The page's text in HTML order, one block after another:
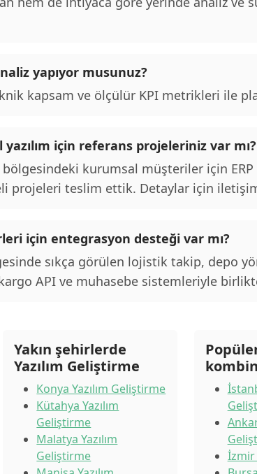
yapıyor musunuz?
kapsam ve ölçülür KPI metrikleri ile
için referans projeleriniz var mı?
kurumsal müşteriler için
projeleri teslim ettik. Detaylar için
için entegrasyon desteği var mı?
sıkça görülen lojistik takip, depo
API ve muhasebe sistemleriyle
Yakın şehirlerde
Yazılım Geliştirme
Konya Yazılım Geliştirme
Kütahya Yazılım
Geliştirme
Malatya Yazılım
Geliştirme
İzmir